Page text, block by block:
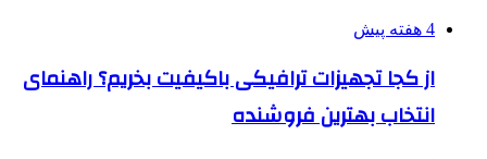
4 هفته پیش
از کجا تجهیزات ترافیکی باکیفیت بخریم؟ راهنمای
انتخاب بهترین فروشنده